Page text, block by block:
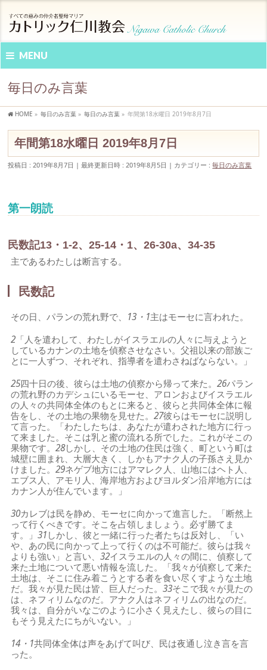
MENU
毎日のみ言葉
HOME » 毎日のみ言葉 » 毎日のみ言葉 » 年間第18水曜日 2019年8月7日
年間第18水曜日 2019年8月7日
投稿日 : 2019年8月7日 最終更新日時 : 2019年8月5日 カテゴリー :毎日のみ言葉
第一朗読
民数記13・1-2、25-14・1、26-30a、34-35
主であるわたしは断言する。
民数記
その日、パランの荒れ野で、 13・1主はモーセに言われた。
2 「人を遣わして、わたしがイスラエルの人々に与えようと
しているカナンの土地を偵察させなさい。父祖以来の部族ご
とに一人ずつ、それぞれ、指導者を遣わさねばならない。」
25四十日の後、彼らは土地の偵察から帰って来た。26パラン
の荒れ野のカデシュにいるモーセ、アロンおよびイスラエル
の人々の共同体全体のもとに来ると、彼らと共同体全体に報
告をし、その土地の果物を見せた。27彼らはモーセに説明し
て言った。「わたしたちは、あなたが遣わされた地方に行っ
て来ました。そこは乳と蜜の流れる所でした。これがそこの
果物です。28しかし、その土地の住民は強く、町という町は
城壁に囲まれ、大層大きく、しかもアナク人の子孫さえ見か
けました。29ネゲブ地方にはアマレク人、山地にはヘト人、
エブス人、アモリ人、海岸地方およびヨルダン沿岸地方には
カナン人が住んでいます。」
30カレブは民を静め、モーセに向かって進言した。「断然上
って行くべきです。そこを占領しましょう。必ず勝てま
す。」31しかし、彼と一緒に行った者たちは反対し、「い
や、あの民に向かって上って行くのは不可能だ。彼らは我々
よりも強い」と言い、32イスラエルの人々の間に、偵察して
来た土地について悪い情報を流した。「我々が偵察して来た
土地は、そこに住み着こうとする者を食い尽くすような土地
だ。我々が見た民は皆、巨人だった。33そこで我々が見たの
は、ネフィリムなのだ。アナク人はネフィリムの出なのだ。
我々は、自分がいなごのように小さく見えたし、彼らの目に
もそう見えたにちがいない。」
14・1共同体全体は声をあげて叫び、民は夜通し泣き言を言
った。